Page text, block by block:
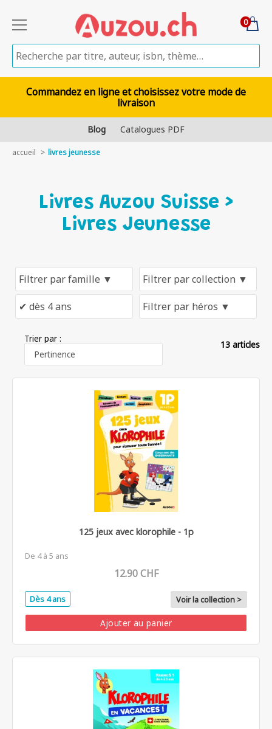
0
Commandez en ligne et choisissez votre mode de
livraison
Blog Catalogues PDF
accueil livres jeunesse
Livres Auzou Suisse >
Livres Jeunesse
Trier par :
13 articles
125 jeux avec klorophile - 1p
De 4 à 5 ans
12.90 CHF
Dès 4 ans Voir la collection >
Ajouter au panier